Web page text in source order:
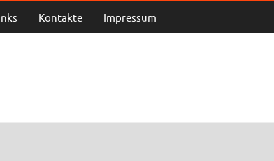
Kontakte Impressum